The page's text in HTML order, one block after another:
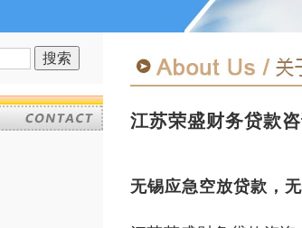
江苏荣盛财务贷款
无锡应急空放贷款，